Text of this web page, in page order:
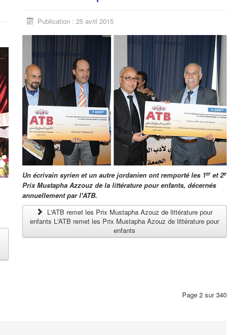
Publication : 25 avril 2015
Un écrivain syrien et un autre jordanien ont remporté les 1eret 2e
Prix Mustapha Azzouz de la littérature pour enfants, décernés
annuellement par l'ATB.
L'ATB remet les Prix Mustapha Azouz de littérature pour
enfants L'ATB remet les Prix Mustapha Azouz de littérature pour
enfants
Page 2 sur 340